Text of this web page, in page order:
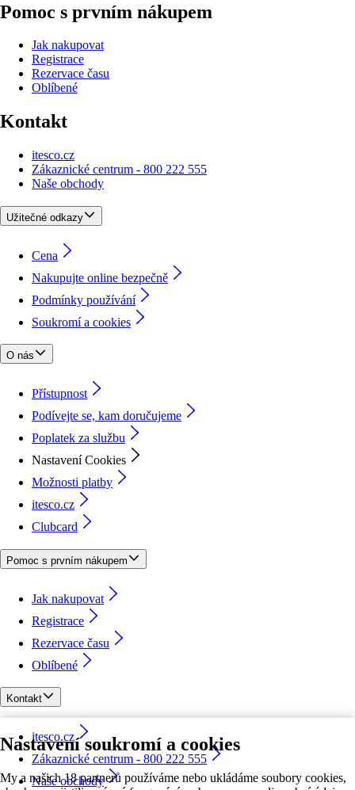
Nastavení soukromí a cookies
My a našich 18 partnerů používáme nebo ukládáme soubory cookies,
Pomoc s prvním nákupem
Jak nakupovat
Registrace
Rezervace času
Oblíbené
Kontakt
itesco.cz
Zákaznické centrum - 800 222 555
Naše obchody
Užitečné odkazy
Cena
Nakupujte online bezpečně
Podmínky používání
Soukromí a cookies
O nás
Přístupnost
Podívejte se, kam doručujeme
Poplatek za službu
Nastavení Cookies
Možnosti platby
itesco.cz
Clubcard
Pomoc s prvním nákupem
Jak nakupovat
Registrace
Rezervace času
Oblíbené
Kontakt
itesco.cz
Zákaznické centrum - 800 222 555
Naše obchody